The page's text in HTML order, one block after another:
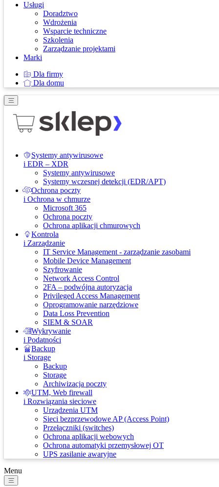
Usługi
Doradztwo
Wdrożenia
Wsparcie techniczne
Szkolenia
Zarządzanie projektami
Marki
Dla firmy
Dla domu
Systemy antywirusowe
i EDR – XDR
Systemy antywirusowe
Systemy wczesnej detekcji (EDR/APT)
Ochrona poczty
i Ochrona w chmurze
Microsoft 365
Ochrona poczty
Ochrona aplikacji chmurowych
Kontrola
i Zarządzanie
IT Service Management - zarządzanie zasobami
Mobile Device Management
Szyfrowanie
Network Access Control
2FA – podwójna autoryzacja
Privileged Access Management
Oprogramowanie narzędziowe
Data Loss Prevention
SIEM & SOAR
Wykrywanie
i Podatności
Backup
i Storage
Backup
Storage
Archiwizacja poczty
UTM, Web firewall
i Rozwiązania sieciowe
Urządzenia UTM
Sieci bezprzewodowe AP (Access Point)
Przełączniki (switches)
Ochrona aplikacji webowych
Ochrona automatyki przemysłowej OT
UPS zasilanie awaryjne
Menu